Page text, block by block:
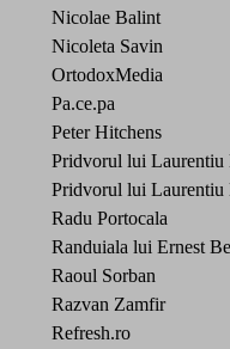
Nicolae Balint
Nicoleta Savin
OrtodoxMedia
Pa.ce.pa
Peter Hitchens
Pridvorul lui Laurentiu
Pridvorul lui
Radu Portocala
Randuiala lui Ernest
Raoul Sorban
Razvan Zamfir
Refresh.ro